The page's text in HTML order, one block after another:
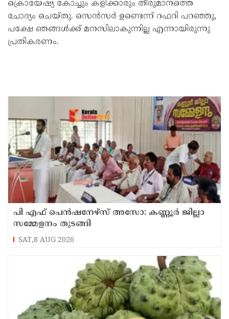
ക്രൊയേഷ്യ കോച്ചും കളിക്കാരും തീരുമാനത്തെ
ചോദ്യം ചെയ്തു. സെന്‍സര്‍ ഉണ്ടെന്ന് റഫറി പറഞ്ഞു,
പക്ഷേ ഞങ്ങള്‍ക്ക് മനസിലാകുന്നില്ല എന്നായിരുന്നു
പ്രതികരണം.
പി എഫ് പെൻഷനേഴ്സ് അസോ: കണ്ണൂർ ജില്ലാ
സമ്മേളനം തുടങ്ങി
SAT,8 AUG 2026